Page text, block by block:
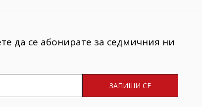
да се абонирате за седмичния ни